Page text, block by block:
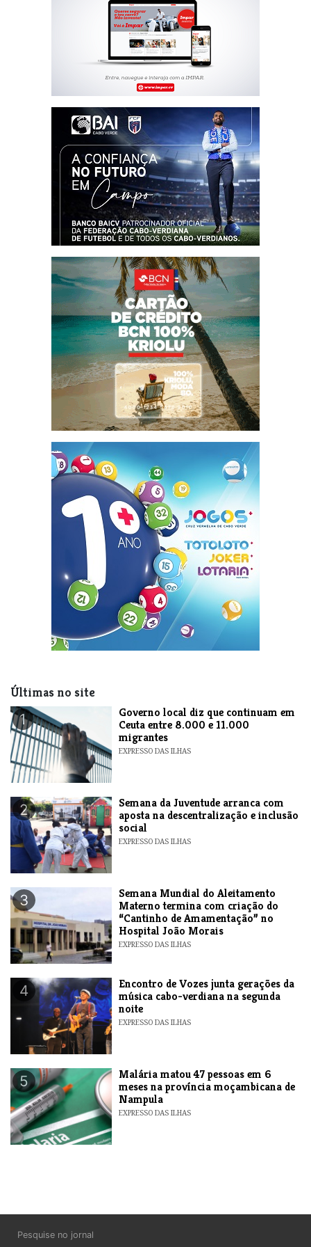
Últimas no site
1
​Governo local diz que continuam em
Ceuta entre 8.000 e 11.000
migrantes
EXPRESSO DAS ILHAS
2
Semana da Juventude arranca com
aposta na descentralização e inclusão
social
EXPRESSO DAS ILHAS
3
Semana Mundial do Aleitamento
Materno termina com criação do
“Cantinho de Amamentação” no
Hospital João Morais
EXPRESSO DAS ILHAS
4
Encontro de Vozes junta gerações da
música cabo-verdiana na segunda
noite
EXPRESSO DAS ILHAS
5
​Malária matou 47 pessoas em 6
meses na província moçambicana de
Nampula
EXPRESSO DAS ILHAS
Pesquise no jornal